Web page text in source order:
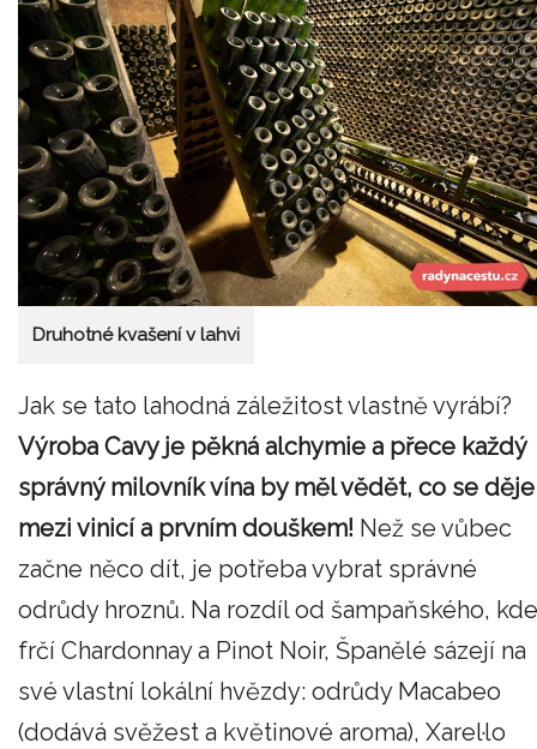
Druhotné kvašení v lahvi
Jak se tato lahodná záležitost vlastně vyrábí?
Výroba Cavy je pěkná alchymie a přece každý
správný milovník vína by měl vědět, co se děje
mezi vinicí a prvním douškem! Než se vůbec
začne něco dít, je potřeba vybrat správné
odrůdy hroznů. Na rozdíl od šampaňského, kde
frčí Chardonnay a Pinot Noir, Španělé sázejí na
své vlastní lokální hvězdy: odrůdy Macabeo
(dodává svěžest a květinové aroma), Xarel·lo